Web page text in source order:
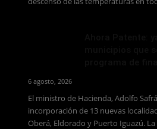
6 agosto, 2026
El ministro de Hacienda, Adolfo
incorporación de 13 nuevas
Oberá, Eldorado y Puerto Iguazú.